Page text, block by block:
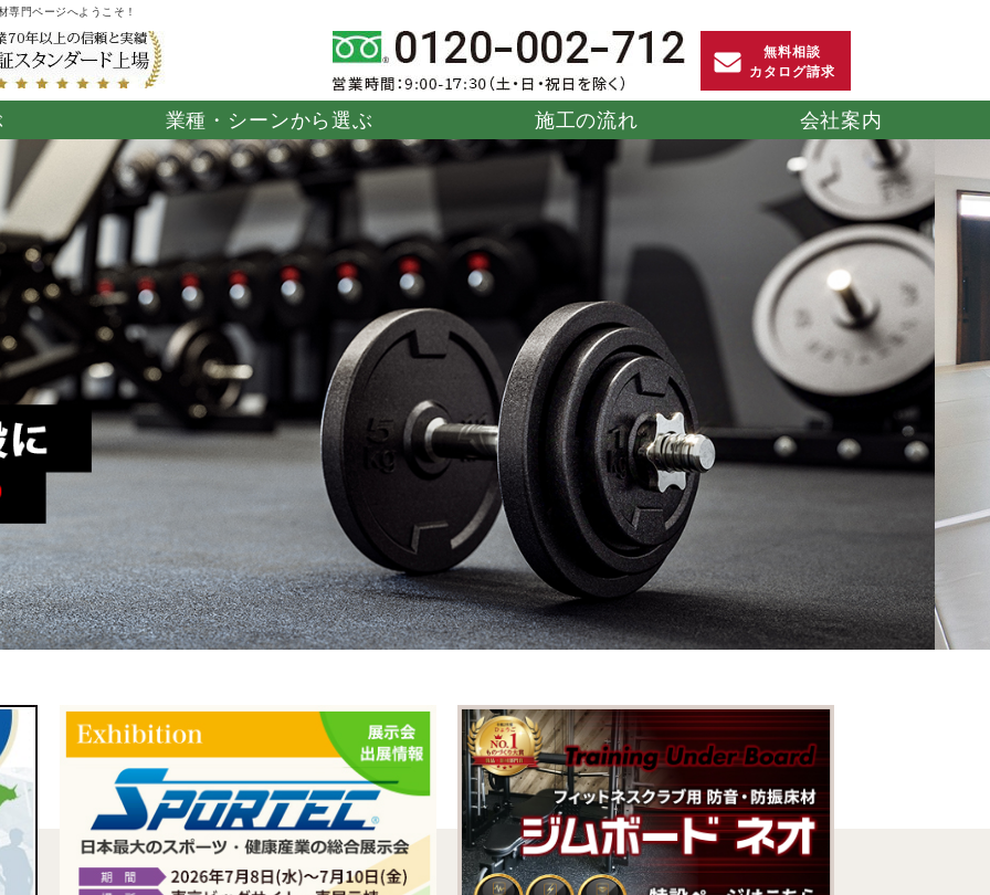
門ページへようこそ！
無料相談
カタログ請求
ャブル畳
らか」
湯ったりたたみ
柔道畳
「勝（まさる）」
タフマット
防球・防護マット
スポーツ畳マット
「Rio」
イルカー
Viela」
モダン畳「Viela」
高床式ユニット畳
「望（のぞみ）」
堀こたつユニット
「団欒（だんら
ん）」
災害備蓄用畳
「そくさい」
ストレッチマット
サイズオーダー
応薄畳
れび」
リバーシブル畳
イージーオーダー
畳
置き畳
葬祭用畳
「おくりたたみ」
抗菌洗える畳
人工芝
ニングタ
」
スポーツ用
ジョイントマット
商品一覧
業種・シーンから選ぶ
ツ施設
ジム・フィットネ
ス施設
住宅
病院・介護福祉施
設
葬儀社 防災
施工の流れ 会社案内